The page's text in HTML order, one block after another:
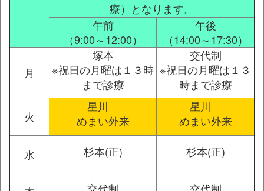
療）となります。
午前
（9:00～12:00）
午後
（14:00～17:30）
月
塚本
※祝日の月曜は１３時
まで診療
交代制
※祝日の月曜は１３
時まで診療
火
星川
めまい外来
星川
めまい外来
水 杉本(正) 杉本(正)